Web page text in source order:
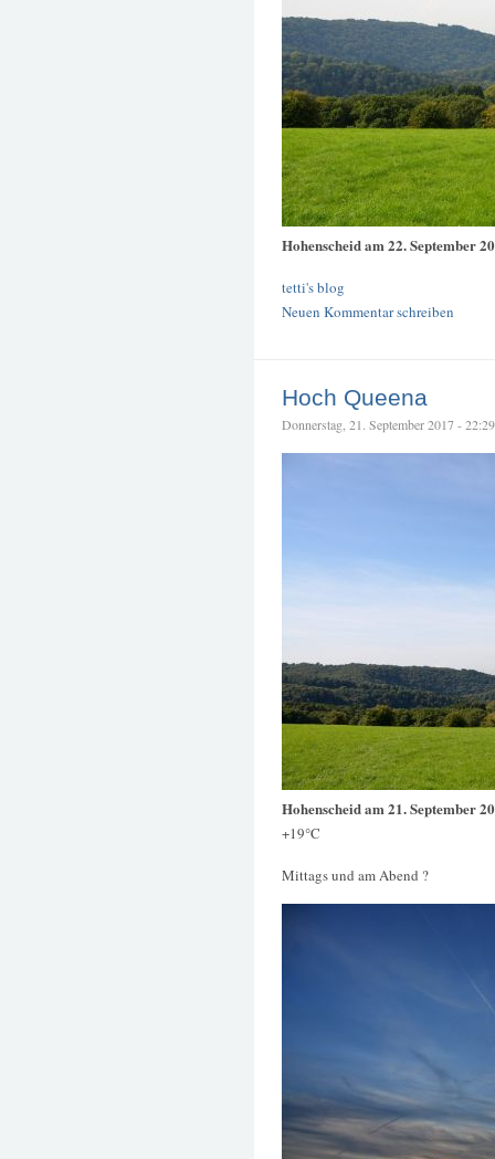
Hohenscheid am 22. September
tetti's blog
Neuen Kommentar schreiben
Hoch Queena
Donnerstag, 21. September 2017 -
Hohenscheid am 21. September
+19°C
Mittags und am Abend ?